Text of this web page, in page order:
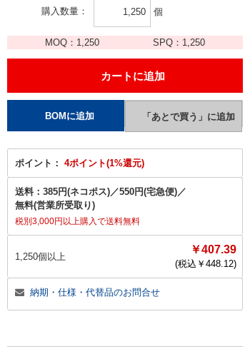
購入数量 個
MOQ： 1,250 SPQ： 1,250
ポイント： 4ポイント(1%還元)
送料： 385円(ネコポス)／550円(宅急便)／
無料(営業所受取り)
税別3,000円以上購入で送料無料
1,250個以上
￥407.39
(税込￥ 448.12)
納期・仕様・代替品のお問合せ